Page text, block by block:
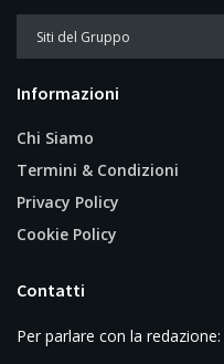
Informazioni
Chi Siamo
Termini & Condizioni
Privacy Policy
Cookie Policy
Contatti
Per parlare con la redazione: